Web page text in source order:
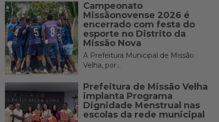
Campeonato
Missãonovense 2026 é
encerrado com festa do
esporte no Distrito da
Missão Nova
A Prefeitura Municipal de Missão
Velha, por...
Prefeitura de Missão Velha
implanta Programa
Dignidade Menstrual nas
escolas da rede municipal